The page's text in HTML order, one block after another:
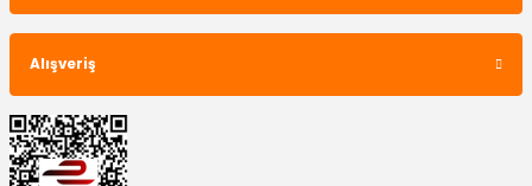
Alışveriş